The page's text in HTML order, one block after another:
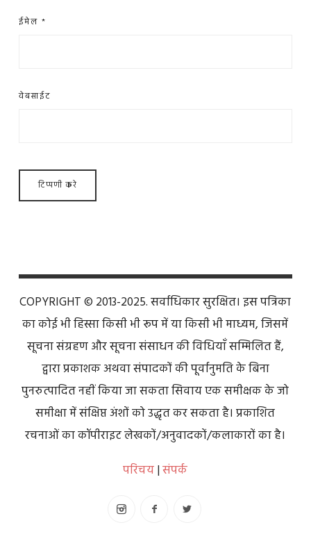
ईमेल *
वेबसाईट
COPYRIGHT © 2013-2025. सर्वाधिकार सुरक्षित। इस पत्रिका
का कोई भी हिस्सा किसी भी रूप में या किसी भी माध्यम, जिसमें
सूचना संग्रहण और सूचना संसाधन की विधियाँ सम्मिलित हैं,
द्वारा प्रकाशक अथवा संपादकों की पूर्वानुमति के बिना
पुनरुत्पादित नहीं किया जा सकता सिवाय एक समीक्षक के जो
समीक्षा में संक्षिप्त अंशों को उद्धृत कर सकता है। प्रकाशित
रचनाओं का कॉपीराइट लेखकों/अनुवादकों/कलाकारों का है।
परिचय|संपर्क